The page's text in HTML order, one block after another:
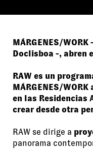
MÁRGENES/WORK
Doclisboa -, abren
RAW es un
MÁRGENES/
en las Residencias
crear desde otra
RAW se dirige a
panorama